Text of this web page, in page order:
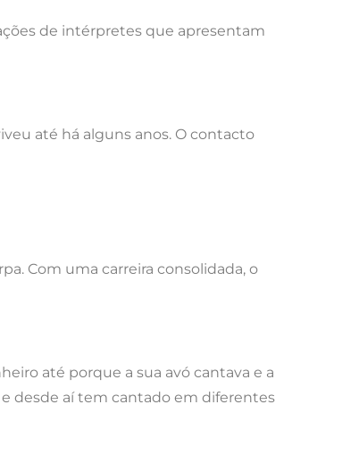
de intérpretes que apresentam
até há alguns anos. O contacto
Com uma carreira consolidada, o
até porque a sua avó cantava e a
desde aí tem cantado em diferentes